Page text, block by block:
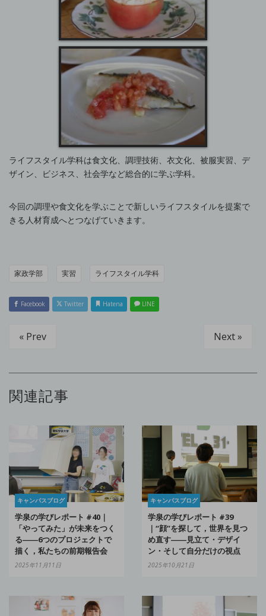
ライフスタイル学科は食文化、調理技術、衣文化、被服実習、デ
ザイン、ビジネス、社会学など総合的に学ぶ学科。
今回の調理や食文化を学ぶことで新しいライフスタイルを提案で
きる人材育成へとつなげていきます。
家政学部 実習 ライフスタイル学科
Facebook Twitter Hatena LINE
« Prev Next »
関連記事
キャンパスブログ
学泉の学びレポート #40｜
「やってみた」が未来をつく
る――6つのプロジェクトで
描く，私たちの前期報告会
2025年11月11日
キャンパスブログ
学泉の学びレポート #39
｜“顔”を探して，世界を見つ
め直す――見立て・デザイ
ン・そして自分だけの視点
2025年10月21日